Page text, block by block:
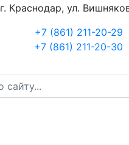
г. Краснодар, ул.
+7 (861) 211-20-29
+7 (861) 211-20-30